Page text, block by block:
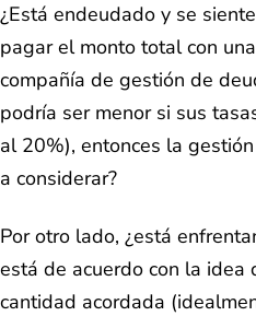
¿Está endeudado y se
pagar el monto total con
compañía de gestión de
podría ser menor si sus
al 20%), entonces la
a considerar?
Por otro lado, ¿está
está de acuerdo con la idea
cantidad acordada